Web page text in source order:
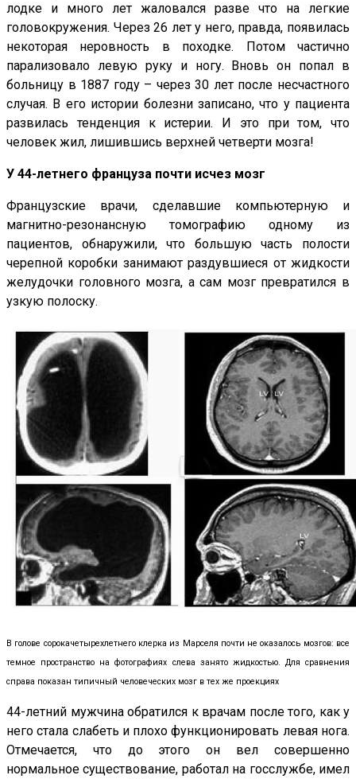
лодке и много лет жаловался разве что на легкие
головокружения. Через 26 лет у него, правда, появилась
некоторая неровность в походке. Потом частично
парализовало левую руку и ногу. Вновь он попал в
больницу в 1887 году – через 30 лет после несчастного
случая. В его истории болезни записано, что у пациента
развилась тенденция к истерии. И это при том, что
человек жил, лишившись верхней четверти мозга!
У 44-летнего француза почти исчез мозг
Французские врачи, сделавшие компьютерную и
магнитно-резонансную томографию одному из
пациентов, обнаружили, что большую часть полости
черепной коробки занимают раздувшиеся от жидкости
желудочки головного мозга, а сам мозг превратился в
узкую полоску.
В голове сорокачетырехлетнего клерка из Марселя почти не оказалось мозгов: все
темное пространство на фотографиях слева занято жидкостью. Для сравнения
справа показан типичный человеческих мозг в тех же проекциях
44-летний мужчина обратился к врачам после того, как у
него стала слабеть и плохо функционировать левая нога.
Отмечается, что до этого он вел совершенно
нормальное существование, работал на госслужбе, имел